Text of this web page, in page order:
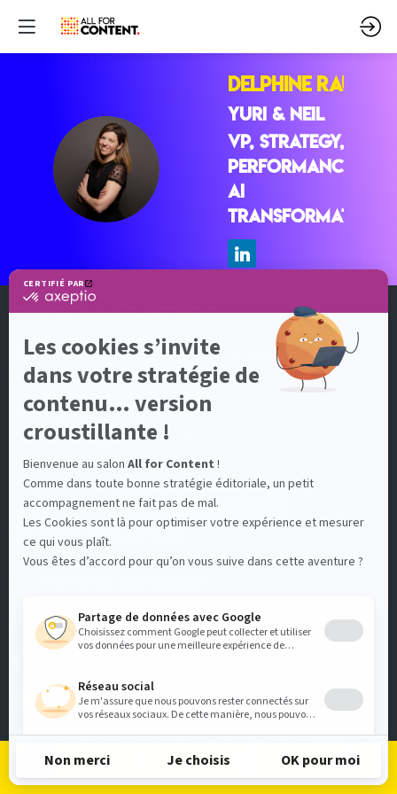
DR
Delphine RAULT
YURI & NEIL
VP, Strategy,
Performance &
AI
Transformation
QUI SOMMES-NOUS ?
All for Content est un événement organisé par
DotEvents
5, allée de Fleury
92130 Issy-les-Moulineaux
Nous contacter
COMMUNICATION
Espace Presse
RETROUVEZ-NOUS
Content
Je m'inscris Je me connecte Le programme Les exposants